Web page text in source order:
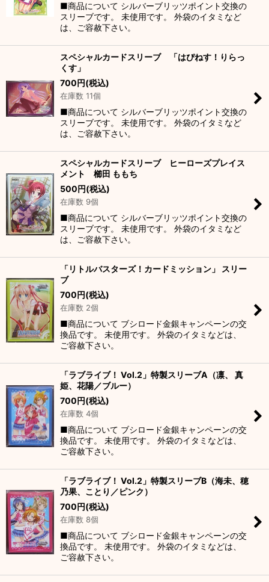
■商品について シルバーブリッツポイント交換の
スリーブです。 未使用です。 外袋のイタミなど
は、ご容赦下さい。
スペシャルカードスリーブ 「はぴねす！りらっ
くす」
700円(税込)
在庫数 11個
■商品について シルバーブリッツポイント交換の
スリーブです。 未使用です。 外袋のイタミなど
は、ご容赦下さい。
スペシャルカードスリーブ ヒーローズプレイス
メント 櫛田 ももち
500円(税込)
在庫数 9個
■商品について シルバーブリッツポイント交換の
スリーブです。 未使用です。 外袋のイタミなど
は、ご容赦下さい。
「リトルバスターズ！カードミッション」 スリー
ブ
700円(税込)
在庫数 2個
■商品について ブシロード金銀キャンペーンの交
換品です。 未使用です。 外袋のイタミなどは、
ご容赦下さい。
「ラブライブ！ Vol.2」特製スリーブA（凛、 真
姫、花陽／ブルー）
700円(税込)
在庫数 4個
■商品について ブシロード金銀キャンペーンの交
換品です。 未使用です。 外袋のイタミなどは、
ご容赦下さい。
「ラブライブ！ Vol.2」特製スリーブB（海未、穂
乃果、ことり／ピンク）
700円(税込)
在庫数 8個
■商品について ブシロード金銀キャンペーンの交
換品です。 未使用です。 外袋のイタミなどは、
ご容赦下さい。